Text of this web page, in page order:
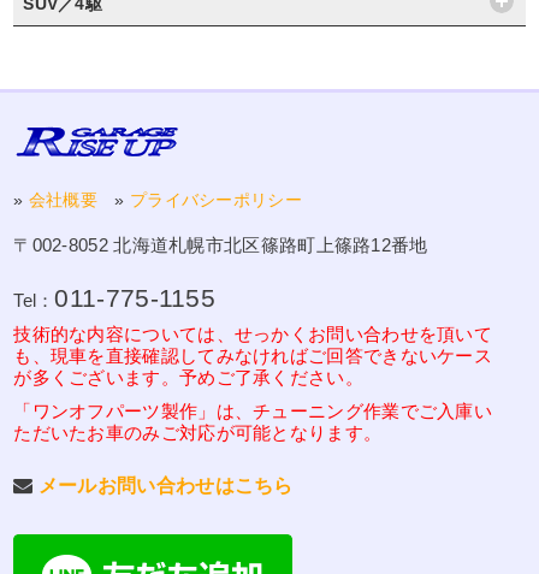
» 会社概要 » プライバシーポリシー
〒002-8052 北海道札幌市北区篠路町上篠路12番地
Tel：011-775-1155
技術的な内容については、せっかくお問い合わせを頂いて
も、現車を直接確認してみなければご回答できないケース
が多くございます。予めご了承ください。
「ワンオフパーツ製作」は、チューニング作業でご入庫い
ただいたお車のみご対応が可能となります。
メールお問い合わせはこちら